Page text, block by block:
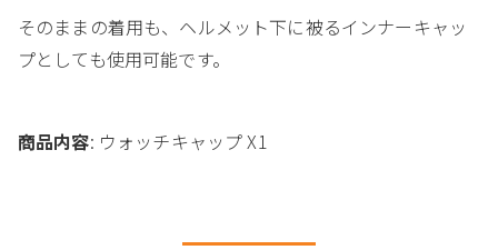
そのままの着用も、ヘルメット下に被るインナーキャッ
プとしても使用可能です。
商品内容: ウォッチキャップ X1